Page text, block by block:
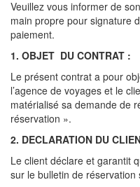
Veuillez vous informer de
main propre pour signature
paiement.
1. OBJET DU CONTRAT :
Le présent contrat a pour
l’agence de voyages et le
matérialisé sa demande de
réservation ».
2. DECLARATION DU
Le client déclare et garantit
sur le bulletin de